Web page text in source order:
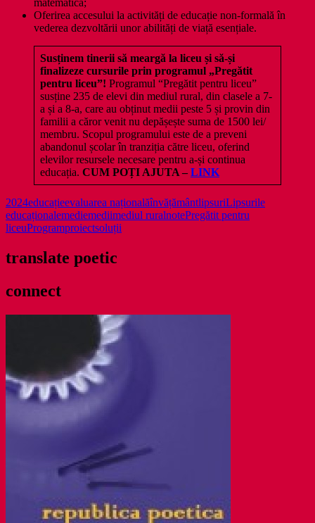
matematică;
Oferirea accesului la activități de educație non-formală în
vederea dezvoltării unor abilități de viață esențiale.
Susținem tinerii să meargă la liceu și să-și
finalizeze cursurile prin programul „Pregătit
pentru liceu”! Programul “Pregătit pentru liceu”
susține 235 de elevi din mediul rural, din clasele a 7-
a și a 8-a, care au obținut medii peste 5 și provin din
familii a căror venit nu depășește suma de 1500 lei/
membru. Scopul programului este de a preveni
abandonul școlar în tranziția către liceu, oferind
elevilor resursele necesare pentru a-și continua
educația. CUM POȚI AJUTA – LINK
2024educațieevaluarea naționalăînvățământlipsuriLipsurile
educaționalemediemediimediul ruralnotePregătit pentru
liceuProgramproiectsoluții
translate poetic
connect